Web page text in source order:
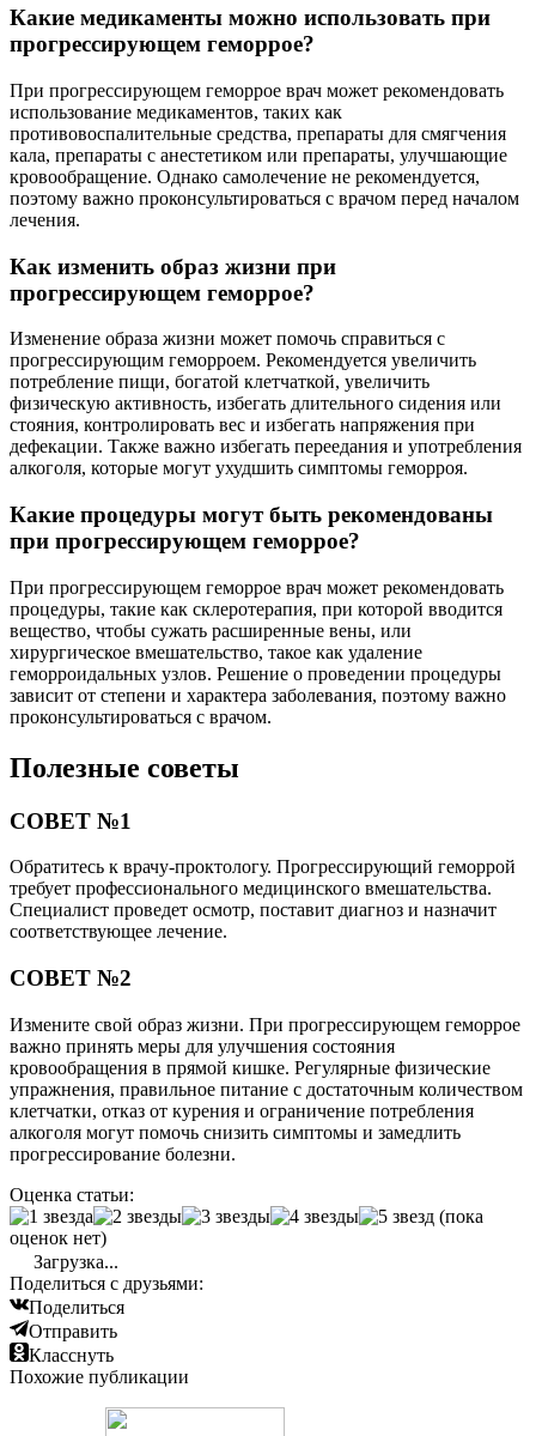
Какие медикаменты можно использовать при
прогрессирующем геморрое?
При прогрессирующем геморрое врач может рекомендовать
использование медикаментов, таких как
противовоспалительные средства, препараты для смягчения
кала, препараты с анестетиком или препараты, улучшающие
кровообращение. Однако самолечение не рекомендуется,
поэтому важно проконсультироваться с врачом перед началом
лечения.
Как изменить образ жизни при
прогрессирующем геморрое?
Изменение образа жизни может помочь справиться с
прогрессирующим геморроем. Рекомендуется увеличить
потребление пищи, богатой клетчаткой, увеличить
физическую активность, избегать длительного сидения или
стояния, контролировать вес и избегать напряжения при
дефекации. Также важно избегать переедания и употребления
алкоголя, которые могут ухудшить симптомы геморроя.
Какие процедуры могут быть рекомендованы
при прогрессирующем геморрое?
При прогрессирующем геморрое врач может рекомендовать
процедуры, такие как склеротерапия, при которой вводится
вещество, чтобы сужать расширенные вены, или
хирургическое вмешательство, такое как удаление
геморроидальных узлов. Решение о проведении процедуры
зависит от степени и характера заболевания, поэтому важно
проконсультироваться с врачом.
Полезные советы
СОВЕТ №1
Обратитесь к врачу-проктологу. Прогрессирующий геморрой
требует профессионального медицинского вмешательства.
Специалист проведет осмотр, поставит диагноз и назначит
соответствующее лечение.
СОВЕТ №2
Измените свой образ жизни. При прогрессирующем геморрое
важно принять меры для улучшения состояния
кровообращения в прямой кишке. Регулярные физические
упражнения, правильное питание с достаточным количеством
клетчатки, отказ от курения и ограничение потребления
алкоголя могут помочь снизить симптомы и замедлить
прогрессирование болезни.
Оценка статьи:
(пока
оценок нет)
Загрузка...
Поделиться с друзьями:
Поделиться
Отправить
Класснуть
Похожие публикации